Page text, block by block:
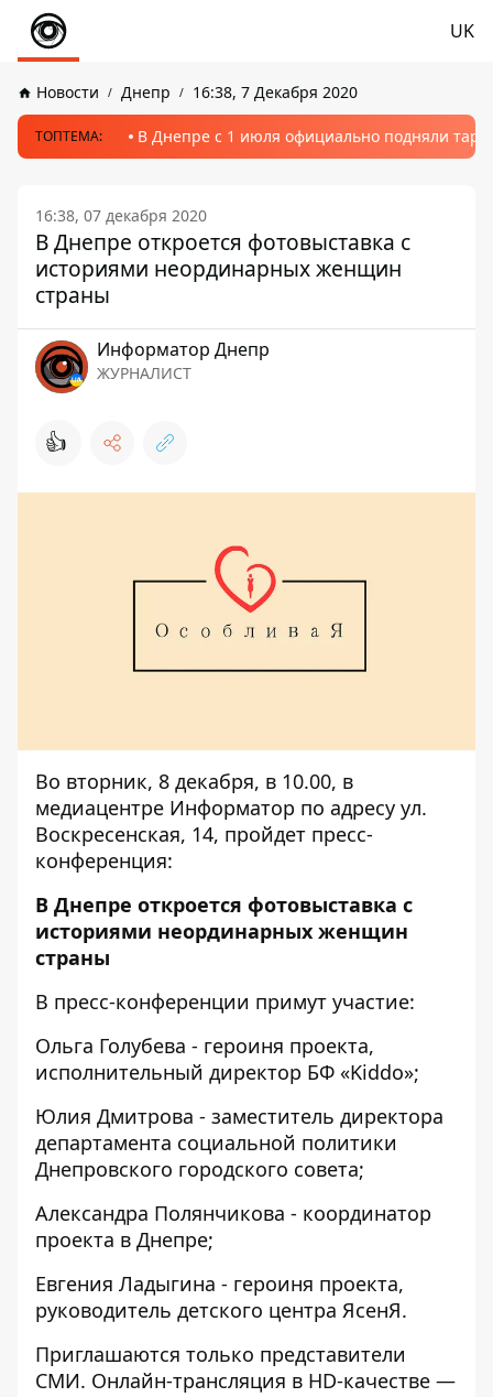
UK
Новости Днепр 16:38, 7 Декабря 2020
ТОПТЕМА: В Днепре с 1 июля официально подняли
16:38, 07 декабря 2020
В Днепре откроется фотовыставка с
историями неординарных женщин
страны
Информатор Днепр
ЖУРНАЛИСТ
👍
Во вторник, 8 декабря, в 10.00, в
медиацентре Информатор по адресу ул.
Воскресенская, 14, пройдет пресс-
конференция:
В Днепре откроется фотовыставка с
историями неординарных женщин
страны
В пресс-конференции примут участие:
Ольга Голубева - героиня проекта,
исполнительный директор БФ «Kiddo»;
Юлия Дмитрова - заместитель директора
департамента социальной политики
Днепровского городского совета;
Александра Полянчикова - координатор
проекта в Днепре;
Евгения Ладыгина - героиня проекта,
руководитель детского центра ЯсенЯ.
Приглашаются только представители
СМИ. Онлайн-трансляция в HD-качестве —